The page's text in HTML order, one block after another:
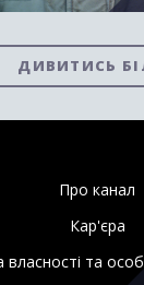
ДИВИТИСЬ
Про канал
Кар'єра
власності та